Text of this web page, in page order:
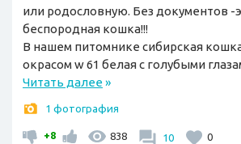
или родословную. Без документов -
беспородная кошка!!!
В нашем питомнике сибирская
окрасом w 61 белая с голубыми
Читать далее»
1 фотография
+8 838 10 0